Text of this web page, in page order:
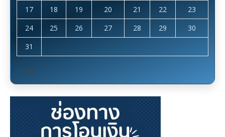
17
18 19 20 21 22
23
24
25 26 27 28 29
30
31
« ก.ค.